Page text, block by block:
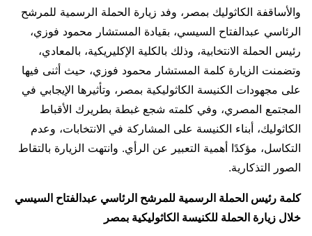
والأساقفة الكاثوليك بمصر، وفد زيارة الحملة الرسمية للمرشح
الرئاسي عبدالفتاح السيسي، بقيادة المستشار محمود فوزي،
رئيس الحملة الانتخابية، وذلك بالكلية الإكليريكية، بالمعادي،
وتضمنت الزيارة كلمة المستشار محمود فوزي، حيث أثنى فيها
على مجهودات الكنيسة الكاثوليكية بمصر، وتأثيرها الإيجابي في
المجتمع المصري، وفي كلمته شجع غبطة بطريرك الأقباط
الكاثوليك، أبناء الكنيسة على المشاركة في الانتخابات، وعدم
التكاسل، مؤكدًا أهمية التعبير عن الرأي. وانتهت الزيارة بالتقاط
الصور التذكارية.
كلمة رئيس الحملة الرسمية للمرشح الرئاسي عبدالفتاح السيسي
خلال زيارة الحملة للكنيسة الكاثوليكية بمصر